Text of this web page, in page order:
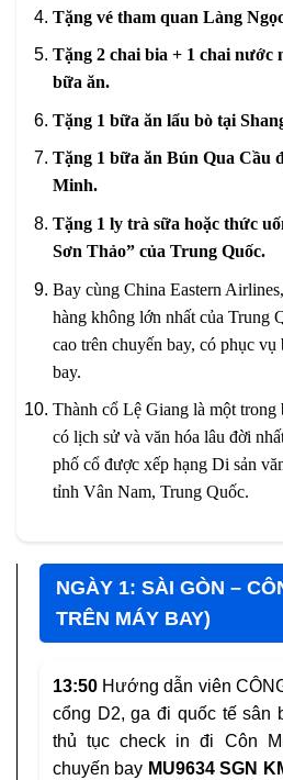
Tặng vé tham quan Làng
Tặng 2 chai bia + 1 chai nước
bữa ăn.
Tặng 1 bữa ăn lẩu bò tại
Tặng 1 bữa ăn Bún Qua Cầu
Minh.
Tặng 1 ly trà sữa hoặc thức
Sơn Thảo” của Trung Quốc.
Bay cùng China Eastern
hàng không lớn nhất của Trung
cao trên chuyến bay, có phục vụ
bay.
Thành cổ Lệ Giang là một trong
có lịch sử và văn hóa lâu đời
phố cổ được xếp hạng Di sản
tỉnh Vân Nam, Trung Quốc.
NGÀY 1: SÀI GÒN –
TRÊN MÁY BAY)
13:50 Hướng dẫn viên
cổng D2, ga đi quốc tế sân
thủ tục check in đi Côn
chuyến bay MU9634 SGN